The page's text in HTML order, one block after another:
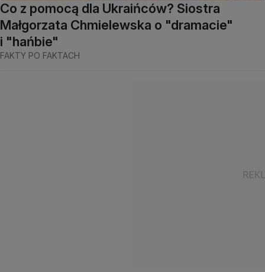
Co z pomocą dla Ukraińców? Siostra
Małgorzata Chmielewska o "dramacie"
i "hańbie"
FAKTY PO FAKTACH